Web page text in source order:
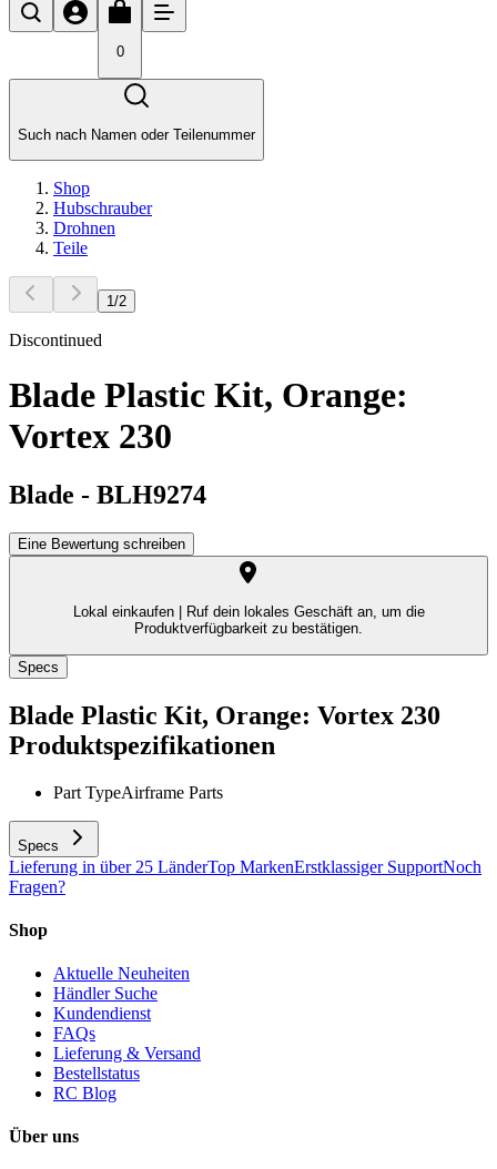
0
Such nach Namen oder Teilenummer
Shop
Hubschrauber
Drohnen
Teile
1/2
Discontinued
Blade Plastic Kit, Orange:
Vortex 230
Blade - BLH9274
Eine Bewertung schreiben
Lokal einkaufen |
Ruf dein lokales Geschäft an, um die
Produktverfügbarkeit zu bestätigen.
Specs
Blade Plastic Kit, Orange: Vortex 230
Produktspezifikationen
Part TypeAirframe Parts
Specs
Lieferung in über 25 LänderTop MarkenErstklassiger SupportNoch
Fragen?
Shop
Aktuelle Neuheiten
Händler Suche
Kundendienst
FAQs
Lieferung & Versand
Bestellstatus
RC Blog
Über uns